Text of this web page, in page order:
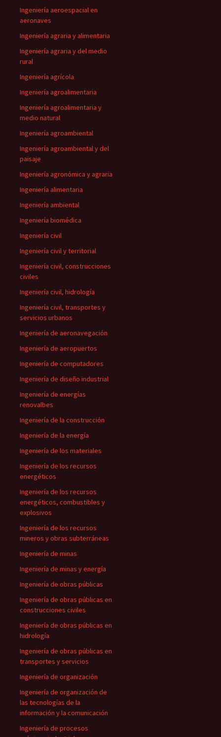
Ingeniería aeroespacial en
aeronaves
Ingeniería agraria y alimentaria
Ingeniería agraria y del medio
rural
Ingeniería agrícola
Ingeniería agroalimentaria
Ingeniería agroalimentaria y
medio natural
Ingeniería agroambiental
Ingeniería agroambiental y del
paisaje
Ingeniería agronómica y agraria
Ingeniería alimentaria
Ingeniería ambiental
Ingeniería biomédica
Ingeniería civil
Ingeniería civil y territorial
Ingeniería civil, construcciones
civiles
Ingeniería civil, hidrología
Ingeniería civil, transportes y
servicios urbanos
Ingeniería de aeronavegación
Ingeniería de aeropuertos
Ingeniería de computadores
Ingeniería de diseño industrial
Ingeniería de energías
renovalbes
Ingeniería de la construcción
Ingeniería de la energía
Ingeniería de los materiales
Ingeniería de los recursos
energéticos
Ingeniería de los recursos
energéticos, combustibles y
explosivos
Ingeniería de los recursos
mineros y obras subterráneas
Ingeniería de minas
Ingeniería de minas y energía
Ingeniería de obras públicas
Ingeniería de obras públicas en
construcciones civiles
Ingeniería de obras públicas en
hidrología
Ingeniería de obras públicas en
transportes y servicios
Ingeniería de organización
Ingeniería de organización de
las tecnologías de la
información y la comunicación
Ingeniería de procesos